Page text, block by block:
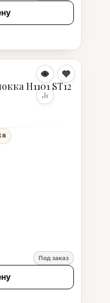
H1101 ST12
Под заказ